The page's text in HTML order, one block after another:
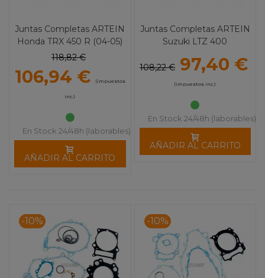
Juntas Completas ARTEIN
Honda TRX 450 R (04-05)
118,82 €
106,94 € (impuestos
inc.)
En Stock 24/48h (laborables)
AÑADIR AL CARRITO
Juntas Completas ARTEIN
Suzuki LTZ 400
108,22 € 97,40 €
(impuestos inc.)
En Stock 24/48h (laborables)
AÑADIR AL CARRITO
-10% -10%